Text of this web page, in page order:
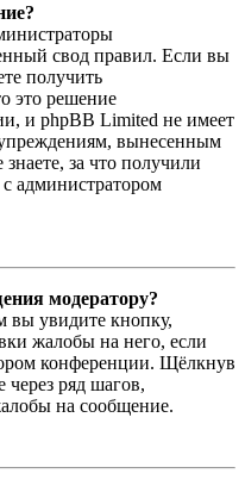
свод правил. Если вы
получить
это решение
и phpBB Limited не имеет
вынесенным
за что получили
администратором
модератору?
вы увидите кнопку,
жалобы на него, если
конференции. Щёлкнув
через ряд шагов,
на сообщение.